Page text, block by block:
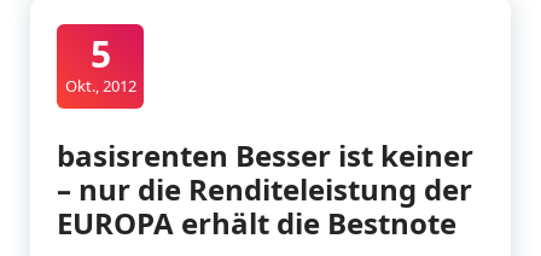
5
Okt., 2012
basisrenten Besser ist keiner
– nur die Renditeleistung der
EUROPA erhält die Bestnote